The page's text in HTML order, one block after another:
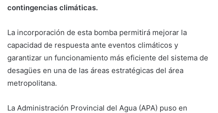
contingencias climáticas.
La incorporación de esta bomba permitirá mejorar la
capacidad de respuesta ante eventos climáticos y
garantizar un funcionamiento más eficiente del sistema de
desagües en una de las áreas estratégicas del área
metropolitana.
La Administración Provincial del Agua (APA) puso en